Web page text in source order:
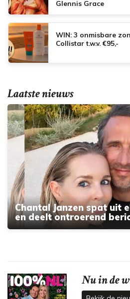
Glennis Grace
WIN: 3 onmisbare
Collistar t.w.v. €95,-
Laatste nieuws
Chantal Janzen spat uit
en deelt ontroerend
Nu in de